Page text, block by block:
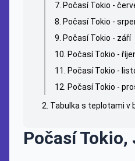
Počasí Tokio -
Počasí Tokio -
Počasí Tokio - září
Počasí Tokio -
Počasí Tokio -
Počasí Tokio -
Tabulka s teplotami v
Počasí Tokio,